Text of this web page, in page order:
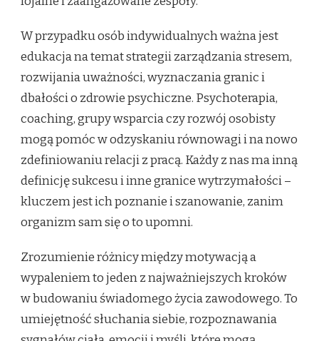
W przypadku osób indywidualnych ważna jest
edukacja na temat strategii zarządzania stresem,
rozwijania uważności, wyznaczania granic i
dbałości o zdrowie psychiczne. Psychoterapia,
coaching, grupy wsparcia czy rozwój osobisty
mogą pomóc w odzyskaniu równowagi i na nowo
zdefiniowaniu relacji z pracą. Każdy z nas ma inną
definicję sukcesu i inne granice wytrzymałości –
kluczem jest ich poznanie i szanowanie, zanim
organizm sam się o to upomni.
Zrozumienie różnicy między motywacją a
wypaleniem to jeden z najważniejszych kroków
w budowaniu świadomego życia zawodowego. To
umiejętność słuchania siebie, rozpoznawania